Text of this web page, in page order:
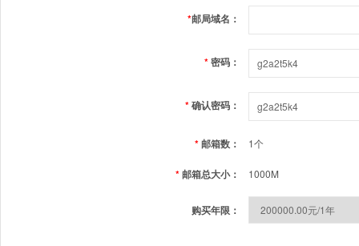
*邮局域名：
*密码：
*确认密码：
*邮箱数： 1个
*邮箱总大小： 1000M
购买年限：